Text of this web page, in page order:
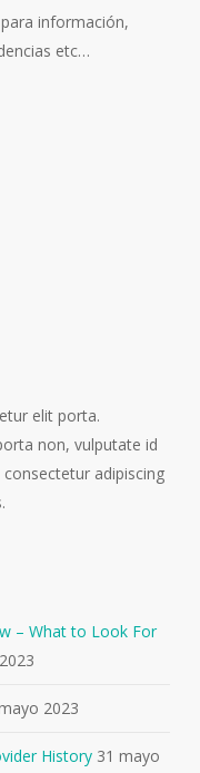
información,
etc…
elit porta.
non, vulputate id
adipiscing
– What to Look For
2023
History 31 mayo